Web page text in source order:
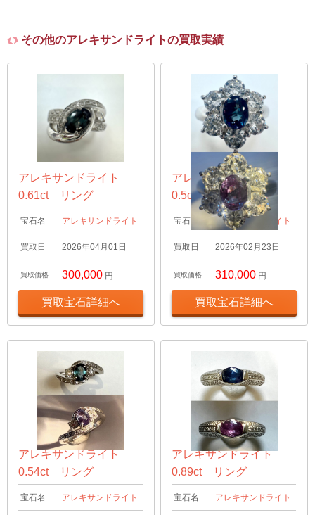
その他のアレキサンドライトの買取実績
アレキサンドライト
0.61ct リング
宝石名 アレキサンドライト
買取日 2026年04月01日
買取価格 300,000 円
買取宝石詳細へ
アレキサンドライト
0.5ct リング
宝石名 アレキサンドライト
買取日 2026年02月23日
買取価格 310,000 円
買取宝石詳細へ
アレキサンドライト
0.54ct リング
宝石名 アレキサンドライト
アレキサンドライト
0.89ct リング
宝石名 アレキサンドライト